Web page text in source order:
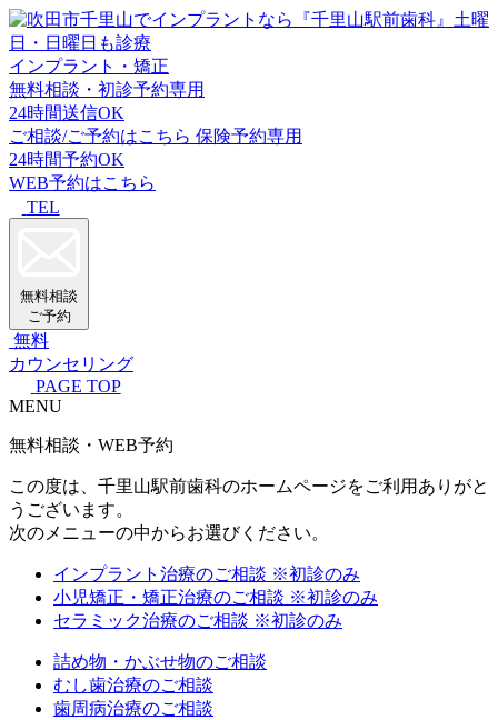
インプラント・矯正
無料相談・初診予約専用
24時間送信OK
ご相談/ご予約はこちら 保険予約専用
24時間予約OK
WEB予約はこちら
TEL
無料相談
ご予約
無料
カウンセリング
PAGE TOP
MENU
無料相談・WEB予約
この度は、千里山駅前歯科のホームページをご利用ありがと
うございます。
次のメニューの中からお選びください。
インプラント治療のご相談 ※初診のみ
小児矯正・矯正治療のご相談 ※初診のみ
セラミック治療のご相談 ※初診のみ
詰め物・かぶせ物のご相談
むし歯治療のご相談
歯周病治療のご相談